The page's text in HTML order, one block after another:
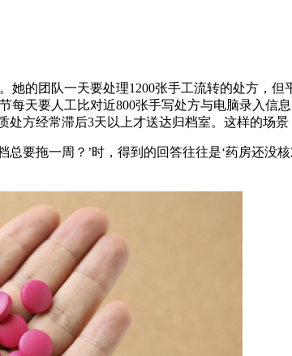
的团队一天要处理1200张手工流转的处方，
天要人工比对近800张手写处方与电脑录入信
方经常滞后3天以上才送达归档室。这样的场景
拖一周？’时，得到的回答往往是‘药房还没核